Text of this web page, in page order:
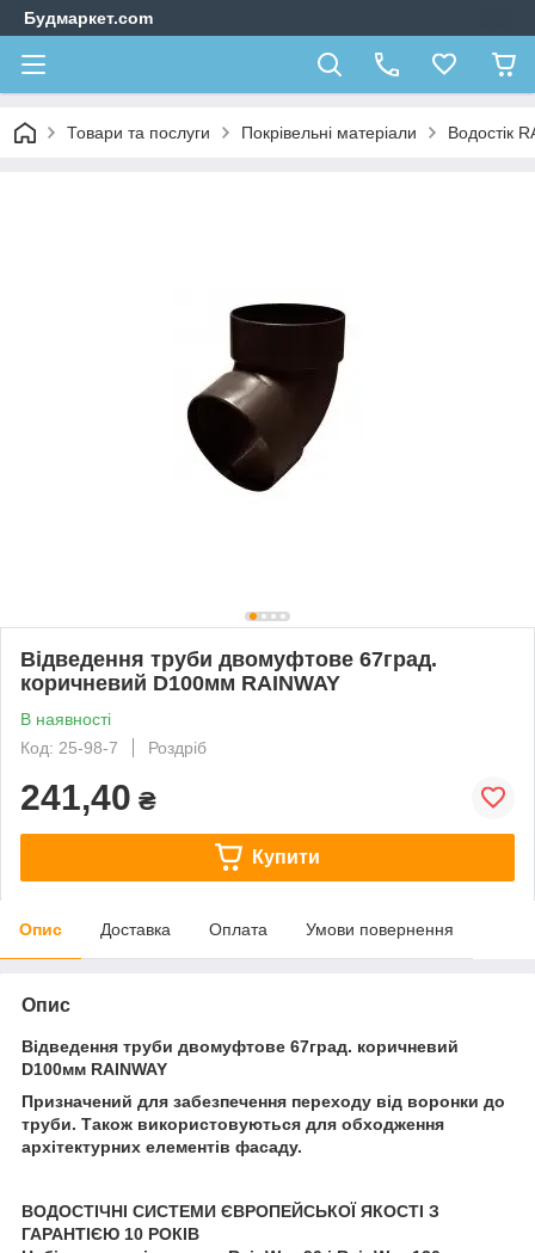
Будмаркет.com
Товари та послуги Покрівельні матеріали Водостік
Відведення труби двомуфтове 67град.
коричневий D100мм RAINWAY
В наявності
Код: 25-98-7
Роздріб
241,40 ₴
Купити
Опис Доставка Оплата Умови повернення
Опис
Відведення труби двомуфтове 67град. коричневий
D100мм RAINWAY
Призначений для забезпечення переходу від воронки до
труби. Також використовуються для обходження
архітектурних елементів фасаду.
ВОДОСТІЧНІ СИСТЕМИ ЄВРОПЕЙСЬКОЇ ЯКОСТІ З
ГАРАНТІЄЮ 10 РОКІВ